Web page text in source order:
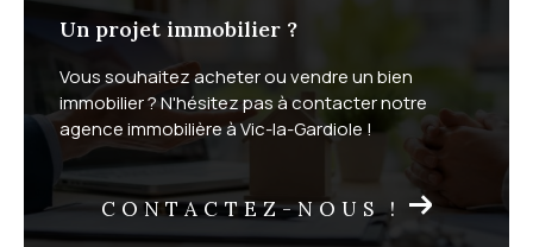
Un projet immobilier ?
Vous souhaitez acheter ou vendre un bien
immobilier ? N'hésitez pas à contacter notre
agence immobilière à Vic-la-Gardiole !
CONTACTEZ-NOUS !